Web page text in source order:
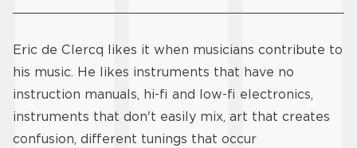
Eric de Clercq likes it when musicians contribute to
his music. He likes instruments that have no
instruction manuals, hi-fi and low-fi electronics,
instruments that don't easily mix, art that creates
confusion, different tunings that occur